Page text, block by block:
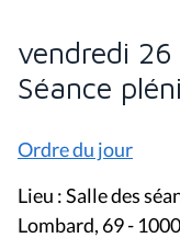
vendredi
Séance
Ordre du jour
Lieu : Salle des
Lombard, 69 -